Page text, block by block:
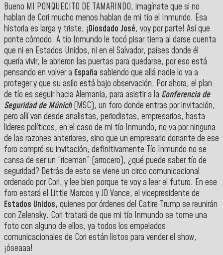
Bueno MI PONQUECITO DE TAMARINDO, imagínate que si no
hablan de Cori mucho menos hablan de mi tío el Inmundo. Esa
historia es larga y triste, ¡Diosdado José, voy por parte! Así que
ponte cómodo. A tío Inmundo le tocó pisar tierra al darse cuenta
que ni en Estados Unidos, ni en el Salvador, países donde él
quería vivir, le abrieron las puertas para quedarse, por eso está
pensando en volver a España sabiendo que allá nadie lo va a
proteger y que su asilo está bajo observación. Por ahora, el plan
de tío es seguir hacia Alemania, para asistir a la Conferencia de
Seguridad de Múnich(MSC), un foro donde entras por invitación,
pero allí van desde analistas, periodistas, empresarios, hasta
lideres políticos, en el caso de mi tío Inmundo, no va por ninguna
de las razones anteriores, sino que un empresario donante de ese
foro compró su invitación, definitivamente Tío Inmundo no se
cansa de ser un “riceman” (arrocero), ¿qué puede saber tío de
seguridad? Detrás de esto se viene un circo comunicacional
ordenado por Cori, y lee bien porque te voy a leer el futuro. En ese
foro estará el Little Marcos y JD Vance, el vicepresidente de
Estados Unidos, quienes por órdenes del Catire Trump se reunirán
con Zelensky. Cori tratará de que mi tío Inmundo se tome una
foto con alguno de ellos, ya todos los empelados
comunicacionales de Cori están listos para vender el show,
¡óseaaa!